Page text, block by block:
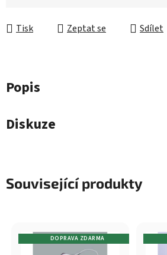
Tisk Zeptat se Sdílet
Popis
Diskuze
Související produkty
DOPRAVA ZDARMA